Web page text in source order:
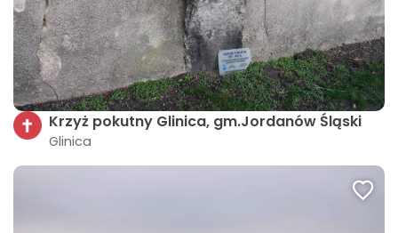
Krzyż pokutny Glinica, gm.Jordanów Śląski
Glinica